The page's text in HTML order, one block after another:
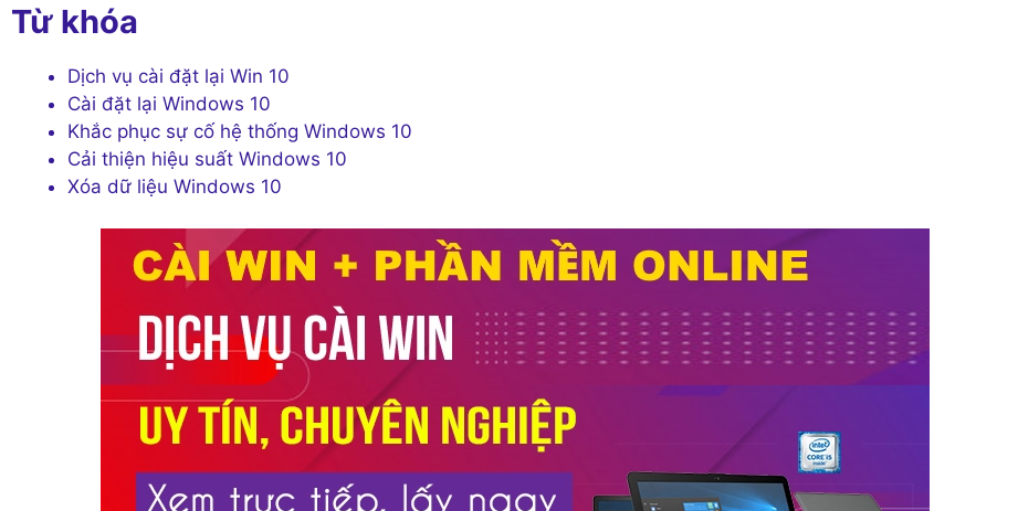
Từ khóa
Dịch vụ cài đặt lại Win 10
Cài đặt lại Windows 10
Khắc phục sự cố hệ thống Windows 10
Cải thiện hiệu suất Windows 10
Xóa dữ liệu Windows 10